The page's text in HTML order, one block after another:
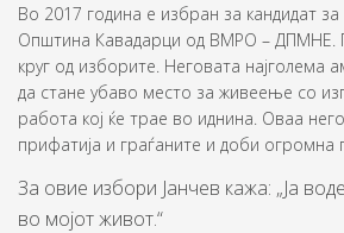
Во 2017 година е избран за кандидат
Општина Кавадарци од ВМРО – ДПМНЕ.
круг од изборите. Неговата најголема
да стане убаво место за живеење со
работа кој ќе трае во иднина. Оваа
прифатија и граѓаните и доби огромна
За овие избори Јанчев кажа: „Ја
во мојот живот.“